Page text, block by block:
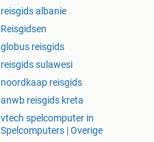
reisgids albanie
Reisgidsen
globus reisgids
reisgids sulawesi
noordkaap reisgids
anwb reisgids kreta
vtech spelcomputer in
Spelcomputers | Overige